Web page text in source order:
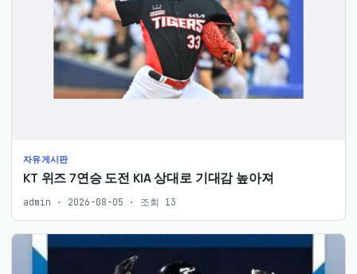
자유게시판
KT 위즈 7연승 도전 KIA 상대로 기대감 높아져
admin · 2026-08-05 · 조회 13